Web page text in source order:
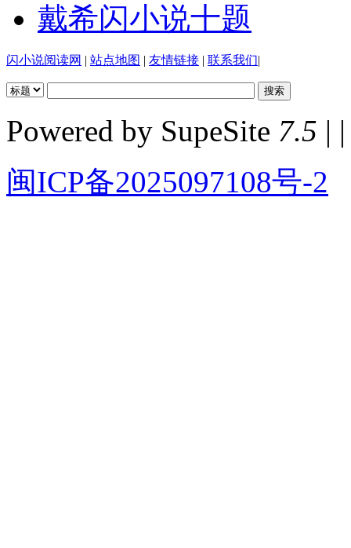
戴希闪小说十题
闪小说阅读网 | 站点地图 | 友情链接 | 联系我们|
Powered by SupeSite 7.5 | |
闽ICP备2025097108号-2